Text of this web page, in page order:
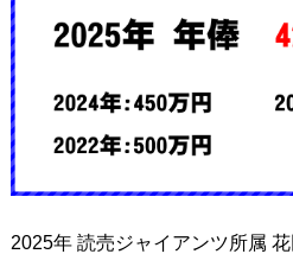
2025年 読売ジャイアンツ所属